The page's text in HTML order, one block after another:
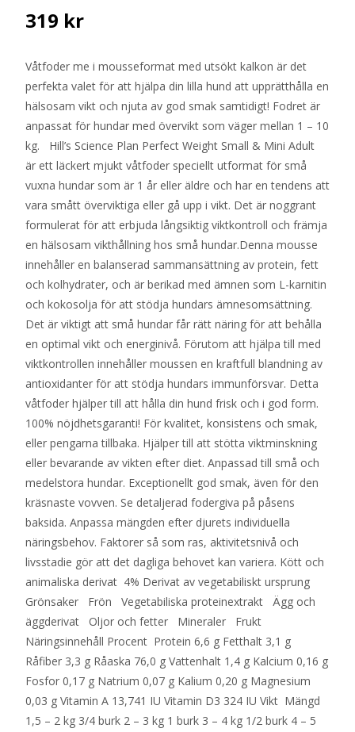
319 kr
Våtfoder me i mousseformat med utsökt kalkon är det
perfekta valet för att hjälpa din lilla hund att upprätthålla en
hälsosam vikt och njuta av god smak samtidigt! Fodret är
anpassat för hundar med övervikt som väger mellan 1 – 10
kg. Hill’s Science Plan Perfect Weight Small & Mini Adult
är ett läckert mjukt våtfoder speciellt utformat för små
vuxna hundar som är 1 år eller äldre och har en tendens att
vara smått överviktiga eller gå upp i vikt. Det är noggrant
formulerat för att erbjuda långsiktig viktkontroll och främja
en hälsosam vikthållning hos små hundar.Denna mousse
innehåller en balanserad sammansättning av protein, fett
och kolhydrater, och är berikad med ämnen som L-karnitin
och kokosolja för att stödja hundars ämnesomsättning.
Det är viktigt att små hundar får rätt näring för att behålla
en optimal vikt och energinivå. Förutom att hjälpa till med
viktkontrollen innehåller moussen en kraftfull blandning av
antioxidanter för att stödja hundars immunförsvar. Detta
våtfoder hjälper till att hålla din hund frisk och i god form.
100% nöjdhetsgaranti! För kvalitet, konsistens och smak,
eller pengarna tillbaka. Hjälper till att stötta viktminskning
eller bevarande av vikten efter diet. Anpassad till små och
medelstora hundar. Exceptionellt god smak, även för den
kräsnaste vovven. Se detaljerad fodergiva på påsens
baksida. Anpassa mängden efter djurets individuella
näringsbehov. Faktorer så som ras, aktivitetsnivå och
livsstadie gör att det dagliga behovet kan variera. Kött och
animaliska derivat 4% Derivat av vegetabiliskt ursprung
Grönsaker Frön Vegetabiliska proteinextrakt Ägg och
äggderivat Oljor och fetter Mineraler Frukt
Näringsinnehåll Procent Protein 6,6 g Fetthalt 3,1 g
Råfiber 3,3 g Råaska 76,0 g Vattenhalt 1,4 g Kalcium 0,16 g
Fosfor 0,17 g Natrium 0,07 g Kalium 0,20 g Magnesium
0,03 g Vitamin A 13,741 IU Vitamin D3 324 IU Vikt Mängd
1,5 – 2 kg 3/4 burk 2 – 3 kg 1 burk 3 – 4 kg 1/2 burk 4 – 5